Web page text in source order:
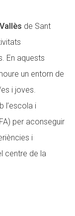
de Sant
En aquests
un entorn de
i joves.
l’escola i
per aconseguir
i
centre de la